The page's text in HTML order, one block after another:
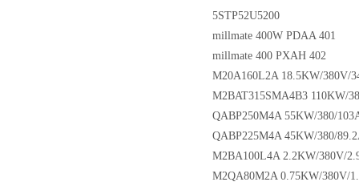
5STP52U5200
millmate 400W PDAA 401
millmate 400 PXAH 402
M20A160L2A 18.5KW/380V/
M2BAT315SMA4B3 110KW/
QABP250M4A 55KW/380/
QABP225M4A 45KW/380/
M2BA100L4A 2.2KW/380V/
M2QA80M2A 0.75KW/380V/